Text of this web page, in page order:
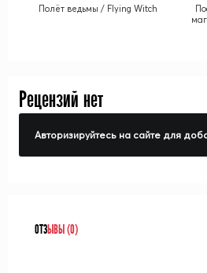
Полёт ведьмы / Flying Witch
Рецензий нет
Авторизируйтесь на сайте для
ОТЗЫВЫ (0)